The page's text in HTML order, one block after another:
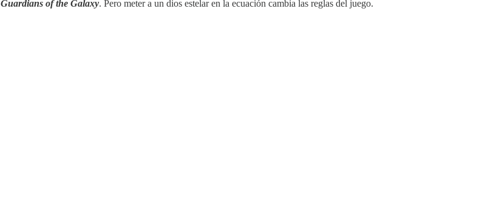
Guardians of the Galaxy. Pero meter a un dios estelar en la ecuación cambia las reglas del juego.